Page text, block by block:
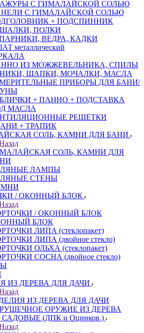
С ГИМАЛАЙСКОЙ СОЛЬЮ
С ГИМАЛАЙСКОЙ СОЛЬЮ
+ ПОДСПИННИК
ПОЛКИ
ВЕДРА, КАДКИ
металлический
ИЗ МОЖЖЕВЕЛЬНИКА, СПИЛЫ
ШАПКИ, МОЧАЛКИ, МАСЛА
ПРИБОРЫ ДЛЯ БАНИ/
+ ПАННО + ПОДСТАВКА
МАСЛА
РЕШЕТКИ
+ ТРАПИК
СОЛЬ, КАМНИ ДЛЯ БАНИ
СОЛЬ, КАМНИ ДЛЯ
ЛАМПЫ
СТЕНЫ
/ ОКОННЫЙ БЛОК
/ ОКОННЫЙ БЛОК
БЛОК
ЛИПА (стеклопакет)
ЛИПА (двойное стекло)
ОЛЬХА (стеклопакет)
СОСНА (двойное стекло)
ИЗ ДЕРЕВА ДЛЯ ДАЧИ
ИЗ ДЕРЕВА ДЛЯ ДАЧИ
ОРУЖИЕ ИЗ ДЕРЕВА
(ДПК и Оцинков.)